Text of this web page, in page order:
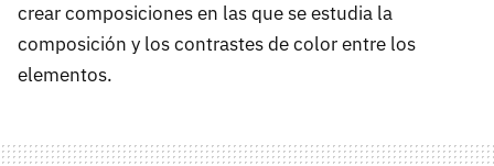
crear composiciones en las que se estudia la
composición y los contrastes de color entre los
elementos.